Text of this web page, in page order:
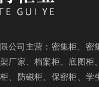
司主营：密集柜、密
厂家、档案柜、底图柜
、防磁柜、保密柜、学